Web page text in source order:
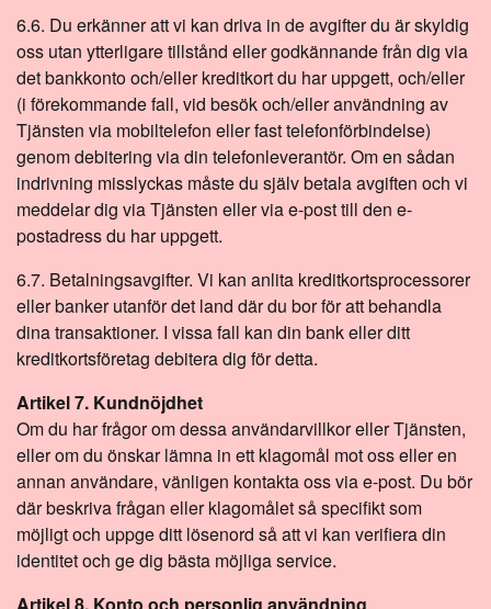
6.6. Du erkänner att vi kan driva in de avgifter du är skyldig
oss utan ytterligare tillstånd eller godkännande från dig via
det bankkonto och/eller kreditkort du har uppgett, och/eller
(i förekommande fall, vid besök och/eller användning av
Tjänsten via mobiltelefon eller fast telefonförbindelse)
genom debitering via din telefonleverantör. Om en sådan
indrivning misslyckas måste du själv betala avgiften och vi
meddelar dig via Tjänsten eller via e-post till den e-
postadress du har uppgett.
6.7. Betalningsavgifter. Vi kan anlita kreditkortsprocessorer
eller banker utanför det land där du bor för att behandla
dina transaktioner. I vissa fall kan din bank eller ditt
kreditkortsföretag debitera dig för detta.
Artikel 7. Kundnöjdhet
Om du har frågor om dessa användarvillkor eller Tjänsten,
eller om du önskar lämna in ett klagomål mot oss eller en
annan användare, vänligen kontakta oss via e-post. Du bör
där beskriva frågan eller klagomålet så specifikt som
möjligt och uppge ditt lösenord så att vi kan verifiera din
identitet och ge dig bästa möjliga service.